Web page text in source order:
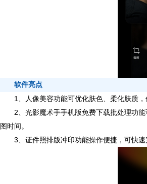
软件亮点
1、人像美容功能可优化肤色、柔化肤质，
2、光影魔术手手机版免费下载批处理功能
图时间。
3、证件照排版冲印功能操作便捷，可快速